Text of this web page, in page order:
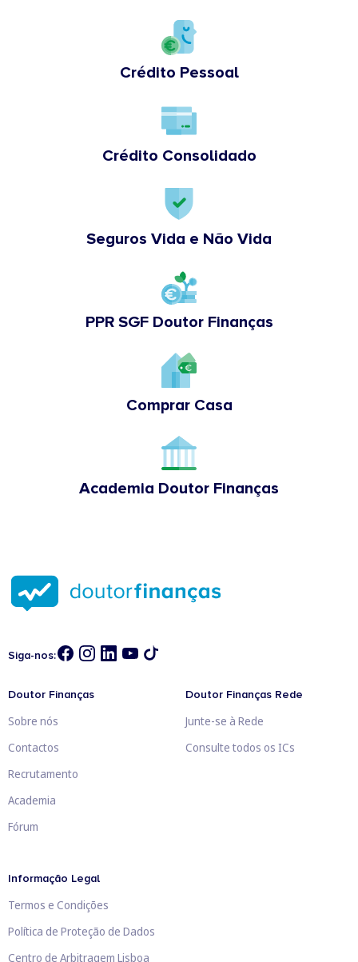
Crédito Pessoal
Crédito Consolidado
Seguros Vida e Não Vida
PPR SGF Doutor Finanças
Comprar Casa
Academia Doutor Finanças
Siga-nos:
Doutor Finanças
Sobre nós
Contactos
Recrutamento
Academia
Fórum
Doutor Finanças Rede
Junte-se à Rede
Consulte todos os ICs
Informação Legal
Termos e Condições
Política de Proteção de Dados
Centro de Arbitragem Lisboa